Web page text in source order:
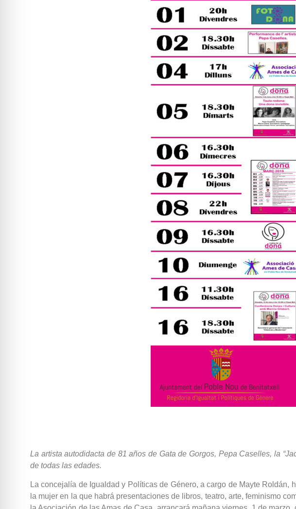
La artista autodidacta de 81 años de Gata de Gorgos, Pepa Caselles, la
de todas las edades.
La concejalía de Igualdad y Políticas de Género, a cargo de Mayte
la mujer en la que habrá presentaciones de libros, teatro, arte, feminismo